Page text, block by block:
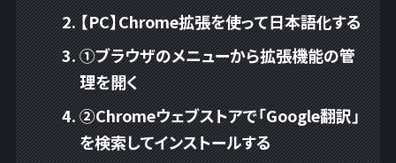
【PC】Chrome拡張を使って日本語化する
①ブラウザのメニューから拡張機能の管
理を開く
②Chromeウェブストアで「Google翻訳」
を検索してインストールする